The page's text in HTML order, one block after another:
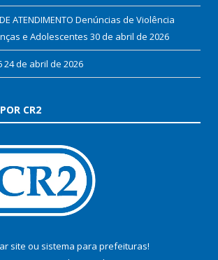
ATENDIMENTO Denúncias de Violência
e Adolescentes 30 de abril de 2026
24 de abril de 2026
CR2
site ou sistema para prefeituras!